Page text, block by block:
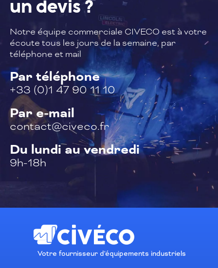
un devis ?
Notre équipe commerciale CIVECO est àvotre
écoute tous les jours de la semaine, par
téléphone et mail
Par téléphone
+33 (0)1 47 90 11 10
Par e-mail
contact@civeco.fr
Du lundi au vendredi
9h-18h
Votre fournisseur d'équipements industriels